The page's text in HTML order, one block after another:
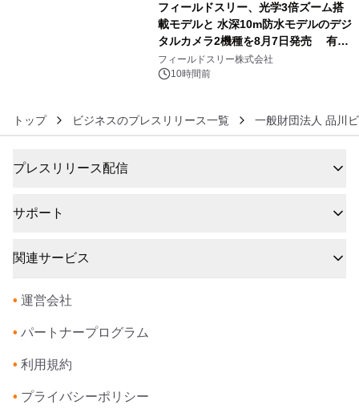
フィールドスリー、光学3倍ズーム搭
載モデルと 水深10m防水モデルのデジ
タルカメラ2機種を8月7日発売 有効
約1300万画素、用途別に選べるコンデ
ジ新登場
フィールドスリー株式会社
10時間前
トップ ビジネスのプレスリリース一覧 一般財団法人 品川
プレスリリース配信
サポート
関連サービス
• 運営会社
• パートナープログラム
• 利用規約
• プライバシーポリシー